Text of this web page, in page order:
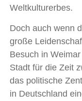
Weltkulturerbes.
Doch auch wenn
große
Besuch in
Stadt für die Zeit
das politische
in Deutschland